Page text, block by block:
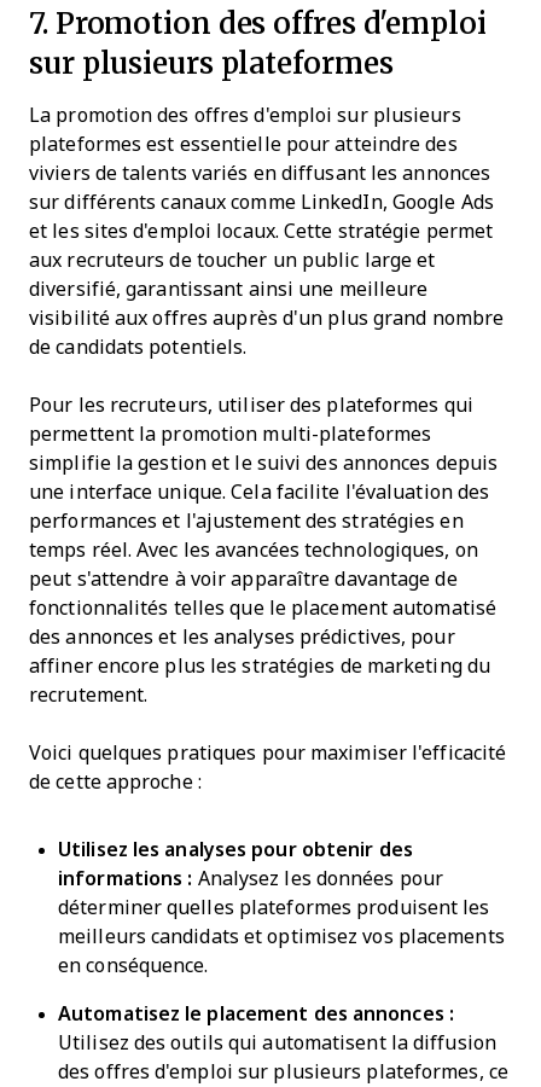
7. Promotion des offres d'emploi
sur plusieurs plateformes
La promotion des offres d'emploi sur plusieurs
plateformes est essentielle pour atteindre des
viviers de talents variés en diffusant les annonces
sur différents canaux comme LinkedIn, Google Ads
et les sites d'emploi locaux. Cette stratégie permet
aux recruteurs de toucher un public large et
diversifié, garantissant ainsi une meilleure
visibilité aux offres auprès d'un plus grand nombre
de candidats potentiels.
Pour les recruteurs, utiliser des plateformes qui
permettent la promotion multi-plateformes
simplifie la gestion et le suivi des annonces depuis
une interface unique. Cela facilite l'évaluation des
performances et l'ajustement des stratégies en
temps réel. Avec les avancées technologiques, on
peut s'attendre à voir apparaître davantage de
fonctionnalités telles que le placement automatisé
des annonces et les analyses prédictives, pour
affiner encore plus les stratégies de marketing du
recrutement.
Voici quelques pratiques pour maximiser l'efficacité
de cette approche :
Utilisez les analyses pour obtenir des
informations : Analysez les données pour
déterminer quelles plateformes produisent les
meilleurs candidats et optimisez vos placements
en conséquence.
Automatisez le placement des annonces :
Utilisez des outils qui automatisent la diffusion
des offres d'emploi sur plusieurs plateformes, ce